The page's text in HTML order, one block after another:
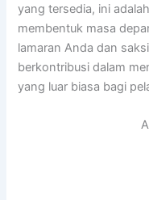
yang tersedia, ini
membentuk masa
lamaran Anda dan
berkontribusi dalam
yang luar biasa bagi